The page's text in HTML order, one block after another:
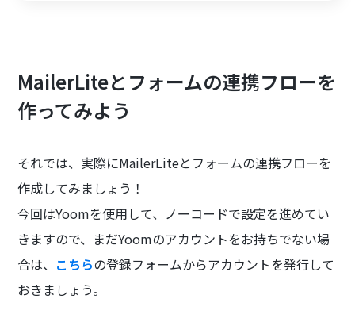
MailerLiteとフォームの連携フローを
作ってみよう
それでは、実際にMailerLiteとフォームの連携フローを
作成してみましょう！
今回はYoomを使用して、ノーコードで設定を進めてい
きますので、まだYoomのアカウントをお持ちでない場
合は、 こちらの登録フォームからアカウントを発行して
おきましょう。